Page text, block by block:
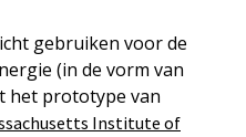
gebruiken voor de
(in de vorm van
het prototype van
Institute of